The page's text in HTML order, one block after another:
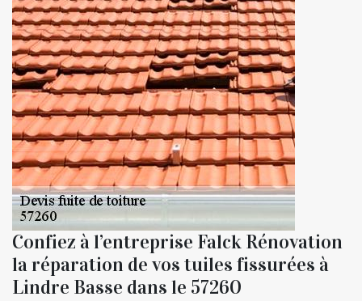
Confiez à l’entreprise Falck Rénovation
la réparation de vos tuiles fissurées à
Lindre Basse dans le 57260